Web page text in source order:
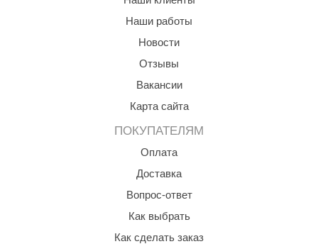
Наши работы
Новости
Отзывы
Вакансии
Карта сайта
ПОКУПАТЕЛЯМ
Оплата
Доставка
Вопрос-ответ
Как выбрать
Как сделать заказ